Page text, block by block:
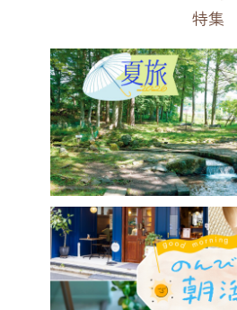
名所・旧跡 温泉・スパ
特集